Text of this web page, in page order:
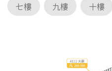
七樓 九樓 十樓